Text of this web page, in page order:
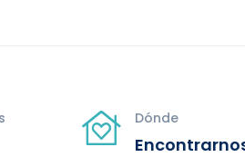
Dónde
Encontrarnos